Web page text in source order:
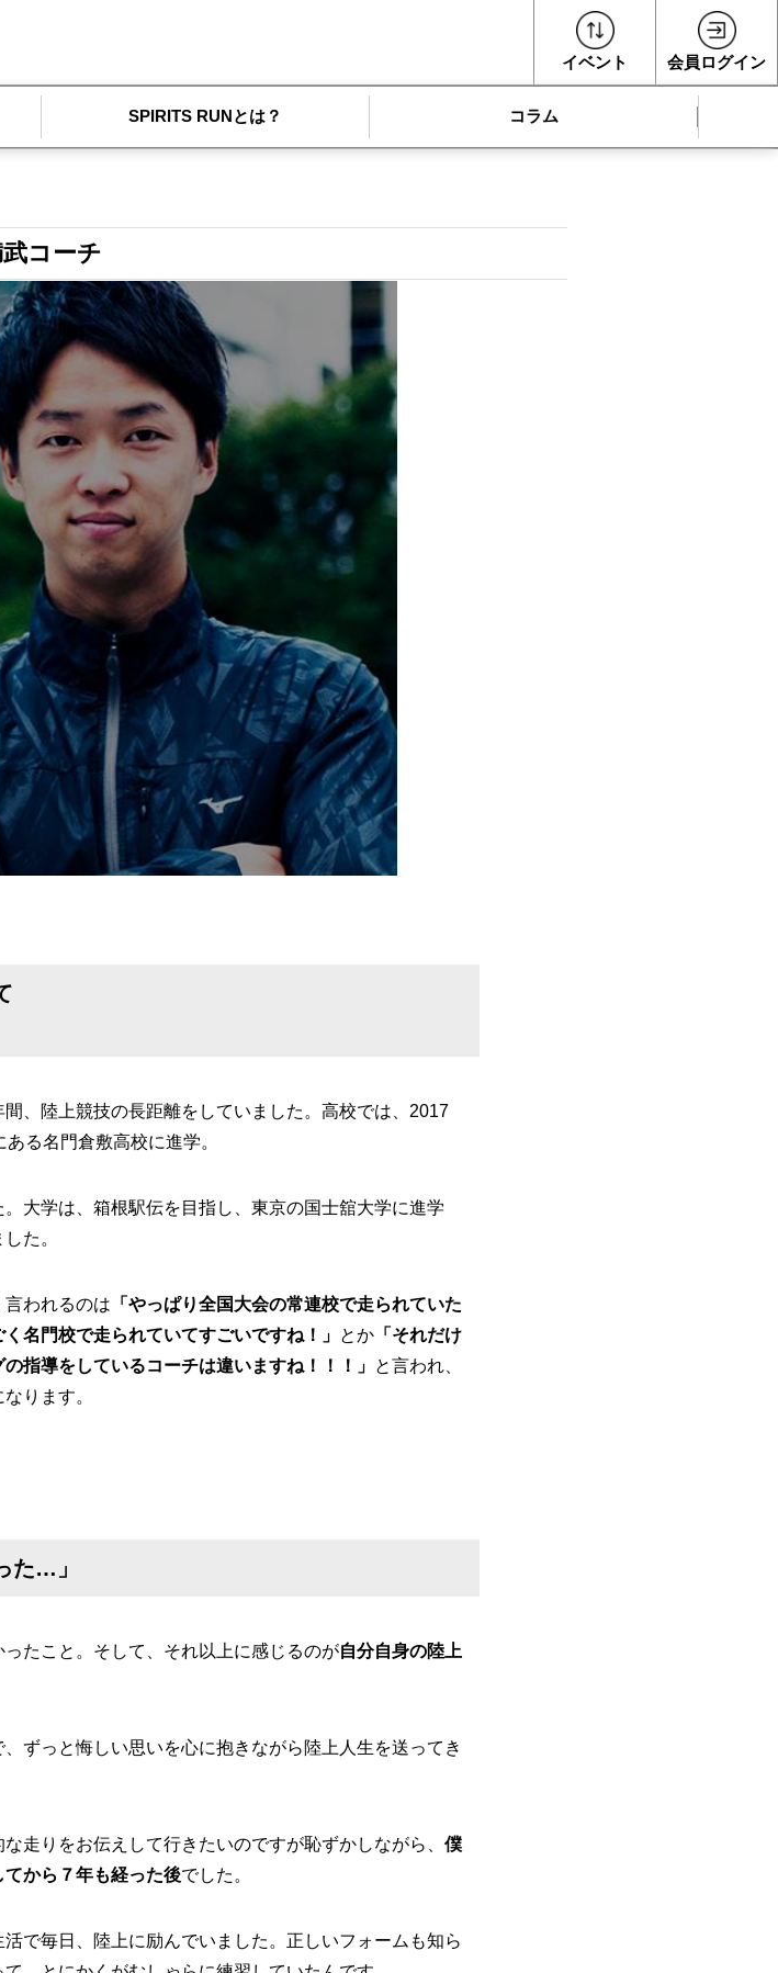
イベント 会員ログイン
SPIRITS RUNとは？ コラム
コーチ
、陸上競技の長距離をしていました。高校では、2017
る名門倉敷高校に進学。
大学は、箱根駅伝を目指し、東京の国士舘大学に進学
た。
われるのは 「やっぱり全国大会の常連校で走られていた
く名門校で走られていてすごいですね！」 とか 「それだけ
指導をしているコーチは違いますね！！！」 と言われ、
ります。
た…」
たこと。そして、それ以上に感じるのが自分自身の陸上
ずっと悔しい思いを心に抱きながら陸上人生を送ってき
走りをお伝えして行きたいのですが恥ずかしながら、 僕
から７年も経った後でした。
で毎日、陸上に励んでいました。正しいフォームも知ら